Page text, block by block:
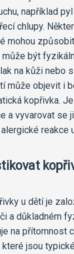
například
chlupy.
mohou
být
na kůži nebo
může objevit i
kopřivka.
a vyvarovat se
reakce
u dětí je
a důkladném
na přítomnost
které jsou